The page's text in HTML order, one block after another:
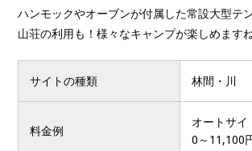
ハンモックやオーブンが付属した常設大型テ
山荘の利用も！様々なキャンプが楽しめますね
サイトの種類 林間・川
料金例
オートサイ
0～11,100